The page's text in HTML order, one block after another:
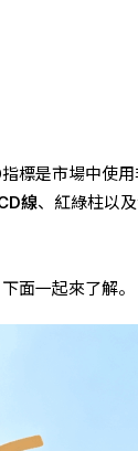
標是市場中使
線、紅綠柱以
面一起來了解。